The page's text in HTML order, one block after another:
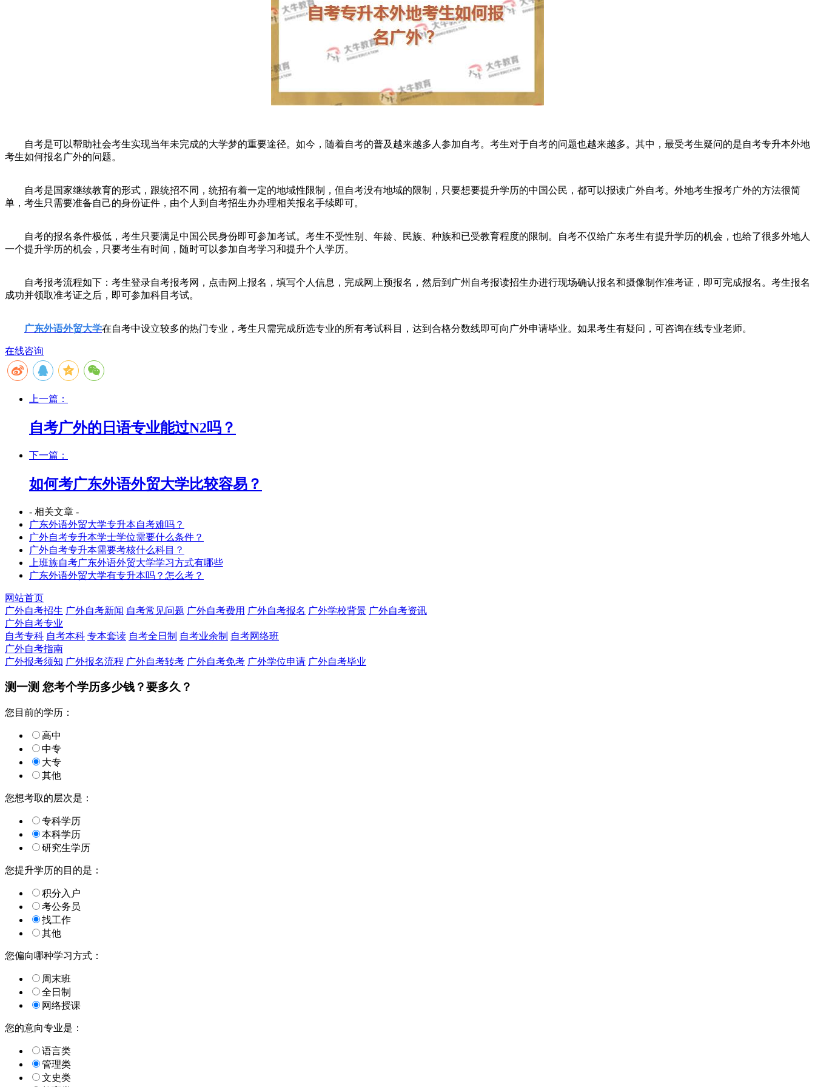
自考是可以帮助社会考生实现当年未完成的大学梦的重要途径。如今，随着自考的普及越来越多人参加自考。考生对于自考的问题也越来越多。其中，最受考生疑问的是自考专升本外地
考生如何报名广外的问题。
自考是国家继续教育的形式，跟统招不同，统招有着一定的地域性限制，但自考没有地域的限制，只要想要提升学历的中国公民，都可以报读广外自考。外地考生报考广外的方法很简
单，考生只需要准备自己的身份证件，由个人到自考招生办办理相关报名手续即可。
自考的报名条件极低，考生只要满足中国公民身份即可参加考试。考生不受性别、年龄、民族、种族和已受教育程度的限制。自考不仅给广东考生有提升学历的机会，也给了很多外地人
一个提升学历的机会，只要考生有时间，随时可以参加自考学习和提升个人学历。
自考报考流程如下：考生登录自考报考网，点击网上报名，填写个人信息，完成网上预报名，然后到广州自考报读招生办进行现场确认报名和摄像制作准考证，即可完成报名。考生报名
成功并领取准考证之后，即可参加科目考试。
广东外语外贸大学在自考中设立较多的热门专业，考生只需完成所选专业的所有考试科目，达到合格分数线即可向广外申请毕业。如果考生有疑问，可咨询在线专业老师。
在线咨询
上一篇：
自考广外的日语专业能过N2吗？
下一篇：
如何考广东外语外贸大学比较容易？
- 相关文章 -
广东外语外贸大学专升本自考难吗？
广外自考专升本学士学位需要什么条件？
广外自考专升本需要考核什么科目？
上班族自考广东外语外贸大学学习方式有哪些
广东外语外贸大学有专升本吗？怎么考？
网站首页
广外自考招生 广外自考新闻 自考常见问题 广外自考费用 广外自考报名 广外学校背景 广外自考资讯
广外自考专业
自考专科 自考本科 专本套读 自考全日制 自考业余制 自考网络班
广外自考指南
广外报考须知 广外报名流程 广外自考转考 广外自考免考 广外学位申请 广外自考毕业
测一测 您考个学历多少钱？要多久？
您目前的学历：
高中
中专
大专
其他
您想考取的层次是：
专科学历
本科学历
研究生学历
您提升学历的目的是：
积分入户
考公务员
找工作
其他
您偏向哪种学习方式：
周末班
全日制
网络授课
您的意向专业是：
语言类
管理类
文史类